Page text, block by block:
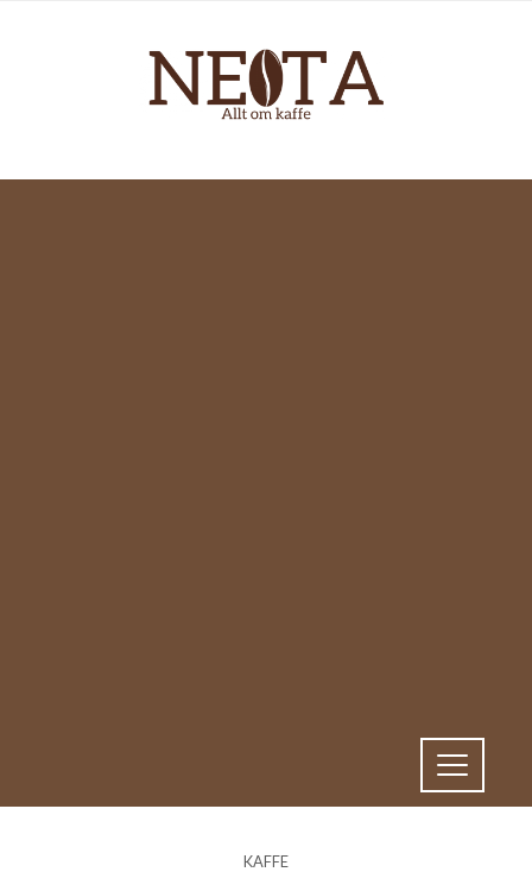
KAFFE